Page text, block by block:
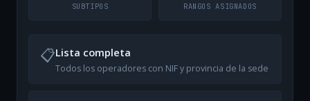
SUBTIPOS RANGOS ASIGNADOS
📋Lista completa
Todos los operadores con NIF y provincia de la sede